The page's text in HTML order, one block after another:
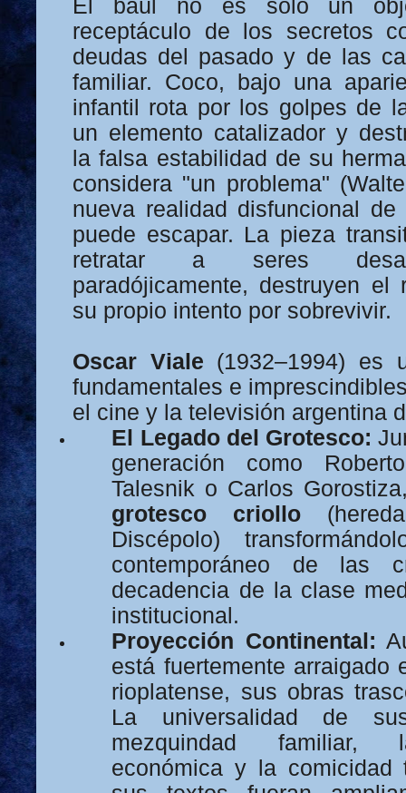
El baúl no es solo un
receptáculo de los secretos
deudas del pasado y de las
familiar. Coco, bajo una
infantil rota por los golpes de
un elemento catalizador y
la falsa estabilidad de su
considera "un problema"
nueva realidad disfuncional
puede escapar. La pieza
retratar a seres
paradójicamente, destruyen
su propio intento por sobrevivir.
Oscar Viale (1932–1994) es
fundamentales e
el cine y la televisión argentina
El Legado del Grotesco:
generación como
Talesnik o Carlos
grotesco criollo
Discépolo)
contemporáneo de las
decadencia de la clase
institucional.
Proyección Continental:
está fuertemente arraigado
rioplatense, sus obras
La universalidad de
mezquindad familiar,
económica y la